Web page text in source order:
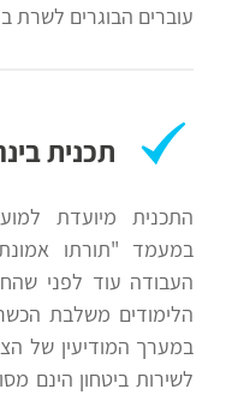
עוברים הבוגרים לשרת
תכנית
התכנית מיועדת
במעמד "תורתו
העבודה עוד לפני
הלימודים משלבת
במערך המודיעין של
לשירות ביטחון הינם